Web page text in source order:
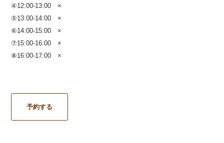
④12:00-13:00 ×
⑤13:00-14:00 ×
⑥14:00-15:00 ×
⑦15:00-16:00 ×
⑧16:00-17:00 ×
予約する